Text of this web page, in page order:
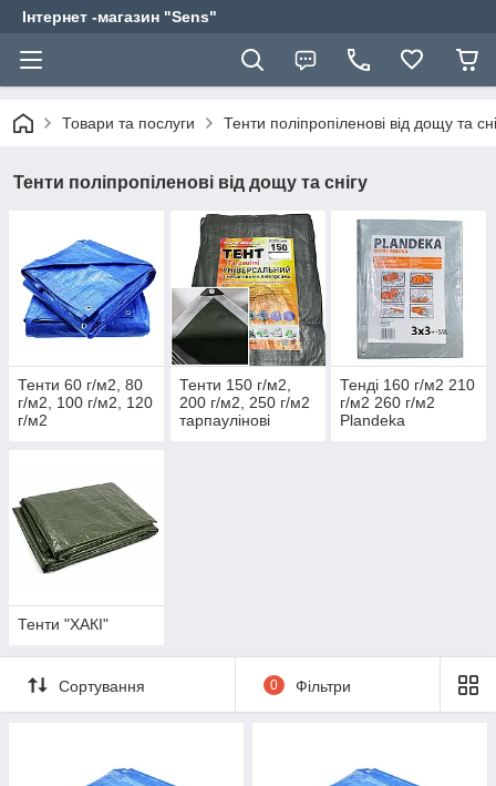
Інтернет -магазин "Sens"
Товари та послуги Тенти поліпропіленові від дощу та
Тенти поліпропіленові від дощу та снігу
Тенти 60 г/м2, 80
г/м2, 100 г/м2, 120
г/м2
Тенти 150 г/м2,
200 г/м2, 250 г/м2
тарпаулінові
Тенді 160 г/м2 210
г/м2 260 г/м2
Plandeka
Тенти "ХАКІ"
Сортування 0 Фільтри